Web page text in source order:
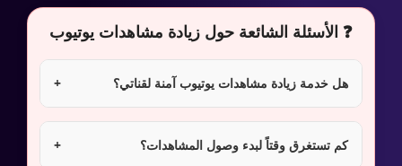
❓ الأسئلة الشائعة حول زيادة مشاهدات يوتيوب
هل خدمة زيادة مشاهدات يوتيوب آمنة لقناتي؟ +
كم تستغرق وقتاً لبدء وصول المشاهدات؟ +